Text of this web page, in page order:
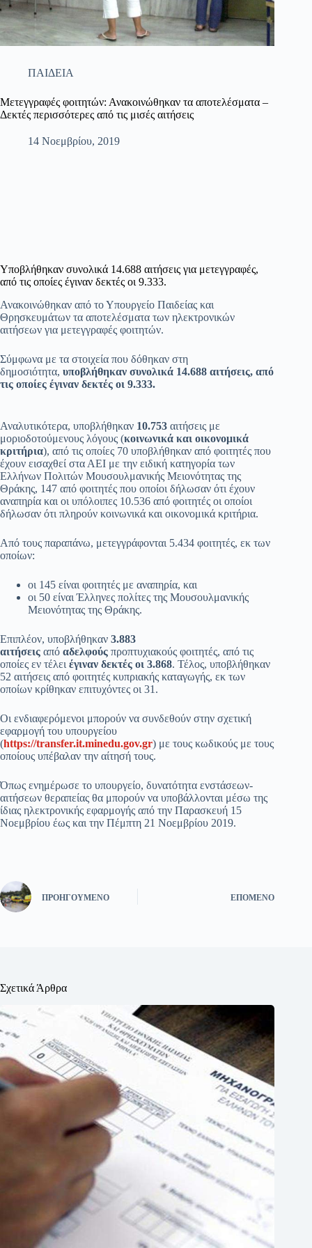
ΠΑΙΔΕΙΑ
Μετεγγραφές φοιτητών: Ανακοινώθηκαν τα αποτελέσματα –
Δεκτές περισσότερες από τις μισές αιτήσεις
14 Νοεμβρίου, 2019
Υποβλήθηκαν συνολικά 14.688 αιτήσεις για μετεγγραφές,
από τις οποίες έγιναν δεκτές οι 9.333.
Ανακοινώθηκαν από το Υπουργείο Παιδείας και
Θρησκευμάτων τα αποτελέσματα των ηλεκτρονικών
αιτήσεων για μετεγγραφές φοιτητών.
Σύμφωνα με τα στοιχεία που δόθηκαν στη
δημοσιότητα, υποβλήθηκαν συνολικά 14.688 αιτήσεις, από
τις οποίες έγιναν δεκτές οι 9.333.
Αναλυτικότερα, υποβλήθηκαν 10.753 αιτήσεις με
μοριοδοτούμενους λόγους (κοινωνικά και οικονομικά
κριτήρια), από τις οποίες 70 υποβλήθηκαν από φοιτητές που
έχουν εισαχθεί στα ΑΕΙ με την ειδική κατηγορία των
Ελλήνων Πολιτών Μουσουλμανικής Μειονότητας της
Θράκης, 147 από φοιτητές που οποίοι δήλωσαν ότι έχουν
αναπηρία και οι υπόλοιπες 10.536 από φοιτητές οι οποίοι
δήλωσαν ότι πληρούν κοινωνικά και οικονομικά κριτήρια.
Από τους παραπάνω, μετεγγράφονται 5.434 φοιτητές, εκ των
οποίων:
οι 145 είναι φοιτητές με αναπηρία, και
οι 50 είναι Έλληνες πολίτες της Μουσουλμανικής
Μειονότητας της Θράκης.
Επιπλέον, υποβλήθηκαν 3.883
αιτήσεις από αδελφούς προπτυχιακούς φοιτητές, από τις
οποίες εν τέλει έγιναν δεκτές οι 3.868. Τέλος, υποβλήθηκαν
52 αιτήσεις από φοιτητές κυπριακής καταγωγής, εκ των
οποίων κρίθηκαν επιτυχόντες οι 31.
Οι ενδιαφερόμενοι μπορούν να συνδεθούν στην σχετική
εφαρμογή του υπουργείου
(https://transfer.it.minedu.gov.gr) με τους κωδικούς με τους
οποίους υπέβαλαν την αίτησή τους.
Όπως ενημέρωσε το υπουργείο, δυνατότητα ενστάσεων-
αιτήσεων θεραπείας θα μπορούν να υποβάλλονται μέσω της
ίδιας ηλεκτρονικής εφαρμογής από την Παρασκευή 15
Νοεμβρίου έως και την Πέμπτη 21 Νοεμβρίου 2019.
ΠΡΟΗΓΟΎΜΕΝΟ ΕΠΌΜΕΝΟ
Σχετικά Άρθρα